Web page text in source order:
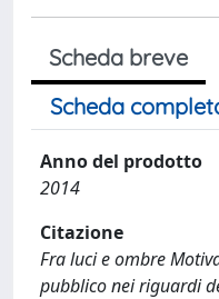
Scheda breve
Scheda
Anno del prodotto
2014
Citazione
Fra luci e ombre
pubblico nei riguardi